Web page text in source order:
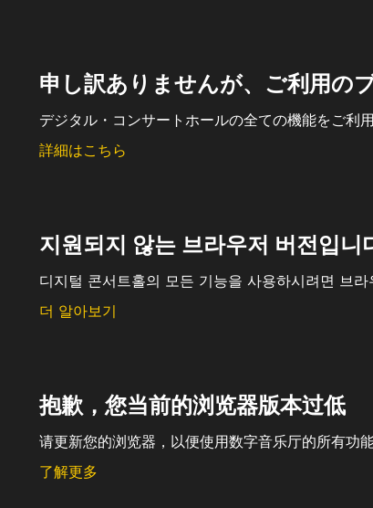
申し訳ありませんが、ご利用の
デジタル・コンサートホールの全ての機能をご利
詳細はこちら
지원되지 않는 브라우저 버전입니
디지털 콘서트홀의 모든 기능을 사용하시려면 브
더 알아보기
抱歉，您当前的浏览器版本过低
请更新您的浏览器，以便使用数字音乐厅的所有功能
了解更多